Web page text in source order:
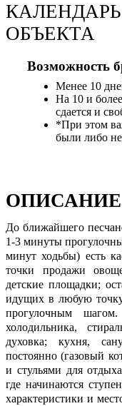
ОБЪЕКТА
Возможность
Менее 10
На 10 и
сдается и
*При этом
были либо не
До ближайшего
1-3 минуты
минут ходьбы) есть
точки продажи
детские площадки;
идущих в любую
прогулочным
холодильника,
духовка; кухня,
постоянно (газовый
и стульями для
где начинаются
характеристики и